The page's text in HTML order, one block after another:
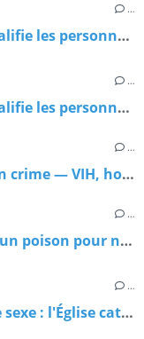
…
Quand l'administration Trump qualifie les personnes trans de menaces terroristes : Chronique d'une escalade sans précédent
…
Quand l'administration Trump qualifie les personnes trans de menaces terroristes : Chronique d'une escalade sans précédent
…
Sénégal : Quand soigner devient un crime — VIH, homophobie d'État et paradoxe meurtrier
…
Stonewall sans le T : l'amnésie est un poison pour nos luttes
…
Bénédictions des couples de même sexe : l'Église catholique allemande avance, le pays de Galles pérennise